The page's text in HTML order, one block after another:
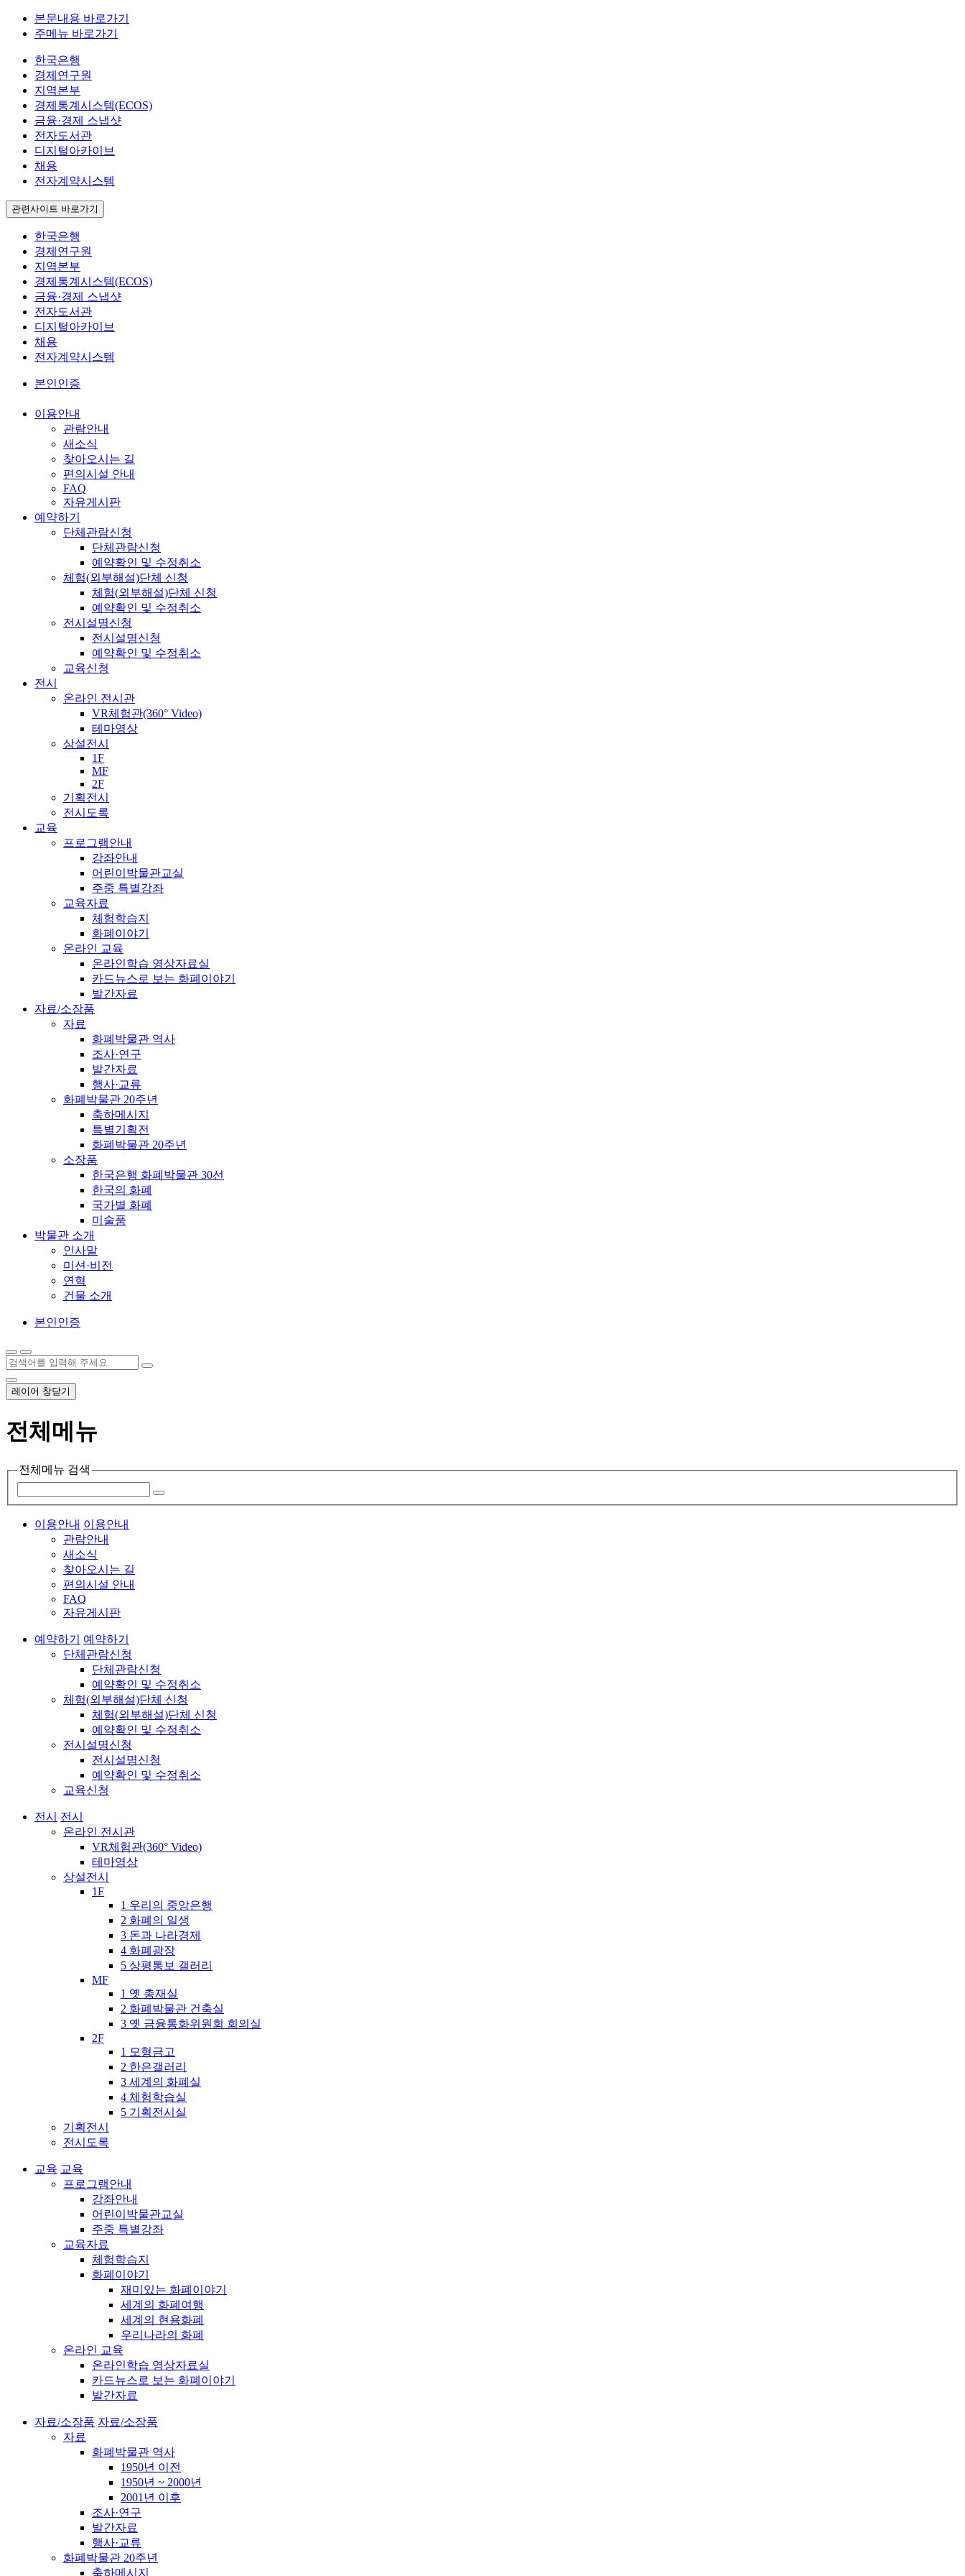
본문내용 바로가기
주메뉴 바로가기
한국은행
경제연구원
지역본부
경제통계시스템(ECOS)
금융·경제 스냅샷
전자도서관
디지털아카이브
채용
전자계약시스템
관련사이트 바로가기
한국은행
경제연구원
지역본부
경제통계시스템(ECOS)
금융·경제 스냅샷
전자도서관
디지털아카이브
채용
전자계약시스템
본인인증
이용안내
관람안내
새소식
찾아오시는 길
편의시설 안내
FAQ
자유게시판
예약하기
단체관람신청
단체관람신청
예약확인 및 수정취소
체험(외부해설)단체 신청
체험(외부해설)단체 신청
예약확인 및 수정취소
전시설명신청
전시설명신청
예약확인 및 수정취소
교육신청
전시
온라인 전시관
VR체험관(360° Video)
테마영상
상설전시
1F
MF
2F
기획전시
전시도록
교육
프로그램안내
강좌안내
어린이박물관교실
주중 특별강좌
교육자료
체험학습지
화폐이야기
온라인 교육
온라인학습 영상자료실
카드뉴스로 보는 화폐이야기
발간자료
자료/소장품
자료
화폐박물관 역사
조사·연구
발간자료
행사·교류
화폐박물관 20주년
축하메시지
특별기획전
화폐박물관 20주년
소장품
한국은행 화폐박물관 30선
한국의 화폐
국가별 화폐
미술품
박물관 소개
인사말
미션·비전
연혁
건물 소개
본인인증
레이어 창닫기
전체메뉴
전체메뉴 검색
이용안내 이용안내
관람안내
새소식
찾아오시는 길
편의시설 안내
FAQ
자유게시판
예약하기
예약하기
단체관람신청
단체관람신청
예약확인 및 수정취소
체험(외부해설)단체 신청
체험(외부해설)단체 신청
예약확인 및 수정취소
전시설명신청
전시설명신청
예약확인 및 수정취소
교육신청
전시
전시
온라인 전시관
VR체험관(360° Video)
테마영상
상설전시
1F
1 우리의 중앙은행
2 화폐의 일생
3 돈과 나라경제
4 화폐광장
5 상평통보 갤러리
MF
1 옛 총재실
2 화폐박물관 건축실
3 옛 금융통화위원회 회의실
2F
1 모형금고
2 한은갤러리
3 세계의 화폐실
4 체험학습실
5 기획전시실
기획전시
전시도록
교육 교육
프로그램안내
강좌안내
어린이박물관교실
주중 특별강좌
교육자료
체험학습지
화폐이야기
재미있는 화폐이야기
세계의 화폐여행
세계의 현용화폐
우리나라의 화폐
온라인 교육
온라인학습 영상자료실
카드뉴스로 보는 화폐이야기
발간자료
자료/소장품 자료/소장품
자료
화폐박물관 역사
1950년 이전
1950년 ~ 2000년
2001년 이후
조사·연구
발간자료
행사·교류
화폐박물관 20주년
축하메시지